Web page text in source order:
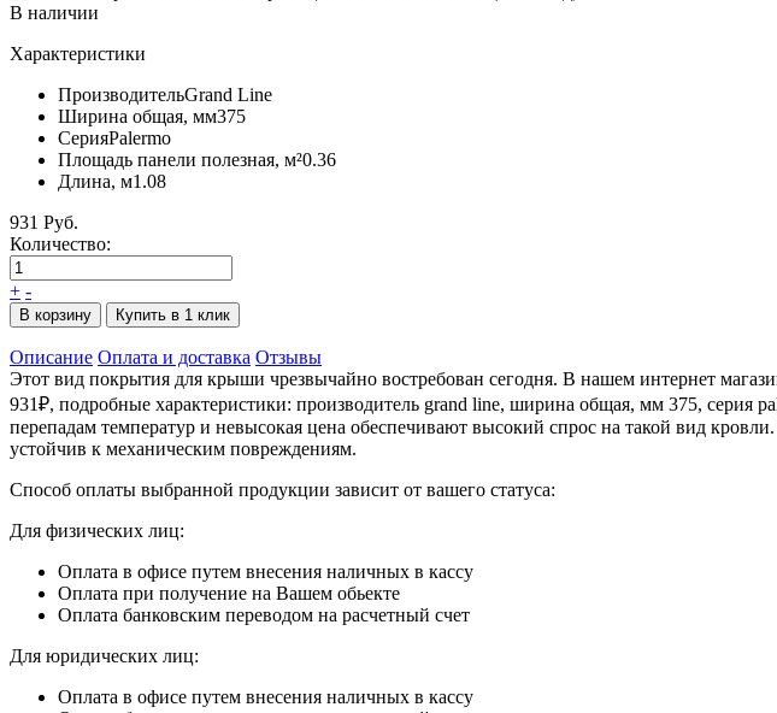
В наличии
Характеристики
ПроизводительGrand Line
Ширина общая, мм375
СерияPalermo
Площадь панели полезная, м²0.36
Длина, м1.08
931 Руб.
Количество:
+ -
В корзину Купить в 1 клик
Описание Оплата и доставка Отзывы
Этот вид покрытия для крыши чрезвычайно востребован сегодня. В нашем интернет
931₽, подробные характеристики: производитель grand line, ширина общая, мм 375, серия
перепадам температур и невысокая цена обеспечивают высокий спрос на такой вид
устойчив к механическим повреждениям.
Способ оплаты выбранной продукции зависит от вашего статуса:
Для физических лиц:
Оплата в офисе путем внесения наличных в кассу
Оплата при получение на Вашем обьекте
Оплата банковским переводом на расчетный счет
Для юридических лиц:
Оплата в офисе путем внесения наличных в кассу